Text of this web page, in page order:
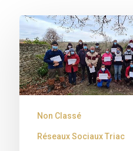
Non Classé
Réseaux Sociaux Triac